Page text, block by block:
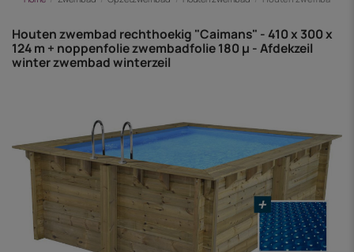
Houten zwembad rechthoekig "Caimans" - 410 x 300 x
124 m + noppenfolie zwembadfolie 180 µ - Afdekzeil
winter zwembad winterzeil